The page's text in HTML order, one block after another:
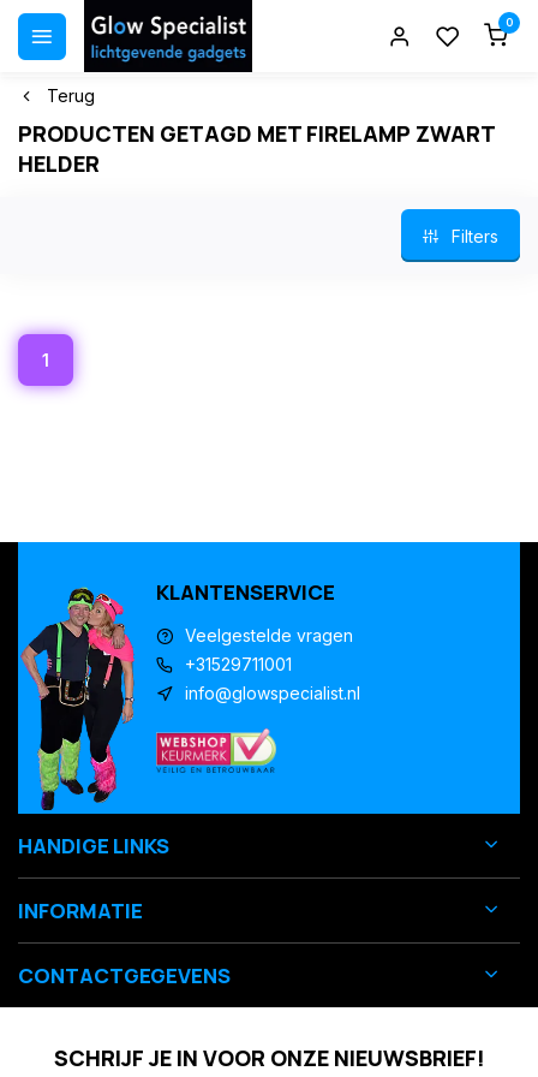
0
Terug
PRODUCTEN GETAGD MET FIRELAMP ZWART
HELDER
Filters
1
KLANTENSERVICE
Veelgestelde vragen
+31529711001
info@glowspecialist.nl
HANDIGE LINKS
INFORMATIE
CONTACTGEGEVENS
SCHRIJF JE IN VOOR ONZE NIEUWSBRIEF!